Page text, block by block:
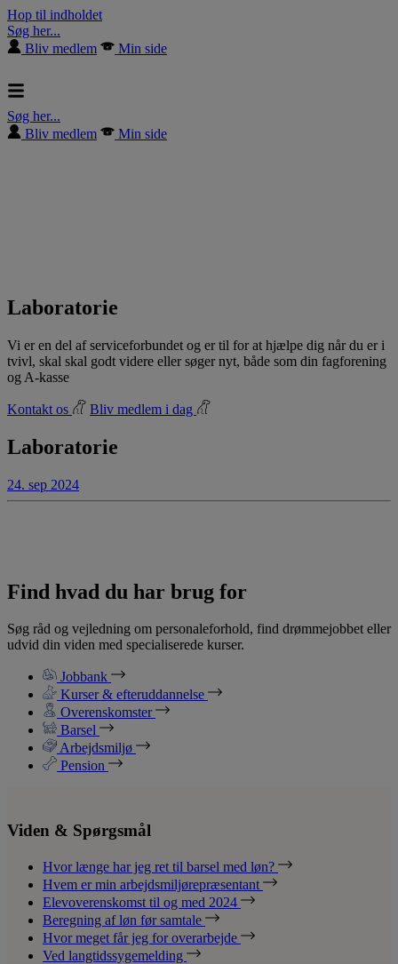
Hop til indholdet
Søg her...
Bliv medlem
Min side
Søg her...
Bliv medlem
Min side
Laboratorie
Vi er en del af serviceforbundet og er til for at hjælpe dig når du er i
tvivl, skal skal godt videre eller søger nyt, både som din fagforening
og A-kasse
Kontakt os Bliv medlem i dag
Laboratorie
24. sep 2024
Find hvad du har brug for
Søg råd og vejledning om personaleforhold, find drømmejobbet eller
udvid din viden med specialiserede kurser.
Jobbank
Kurser & efteruddannelse
Overenskomster
Barsel
Arbejdsmiljø
Pension
Viden & Spørgsmål
Hvor længe har jeg ret til barsel med løn?
Hvem er min arbejdsmiljørepræsentant
Elevoverenskomst til og med 2024
Beregning af løn før samtale
Hvor meget får jeg for overarbejde
Ved langtidssygemelding